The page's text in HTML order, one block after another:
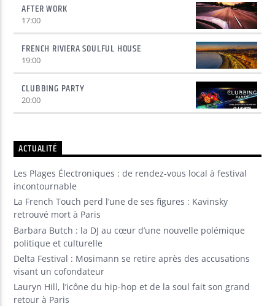
AFTER WORK
17:00
FRENCH RIVIERA SOULFUL HOUSE
19:00
CLUBBING PARTY
20:00
ACTUALITÉ
Les Plages Électroniques : de rendez-vous local à festival
incontournable
La French Touch perd l’une de ses figures : Kavinsky
retrouvé mort à Paris
Barbara Butch : la DJ au cœur d’une nouvelle polémique
politique et culturelle
Delta Festival : Mosimann se retire après des accusations
visant un cofondateur
Lauryn Hill, l’icône du hip-hop et de la soul fait son grand
retour à Paris